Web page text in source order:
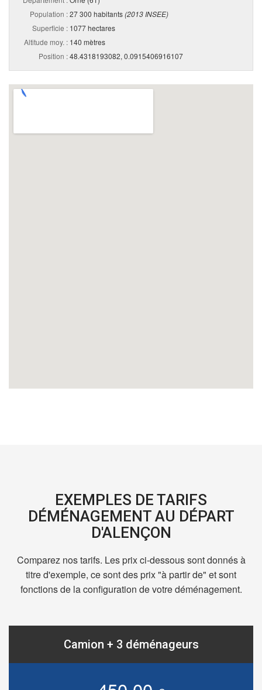
Population :27 300 habitants(2013 INSEE)
Superficie : 1077 hectares
Altitude moy. : 140 mètres
Position :48.4318193082, 0.0915406916107
EXEMPLES DE TARIFS
DÉMÉNAGEMENT AU DÉPART
D'ALENÇON
Comparez nos tarifs. Les prix ci-dessous sont donnés à
titre d'exemple, ce sont des prix "à partir de" et sont
fonctions de la configuration de votre déménagement.
Camion + 3 déménageurs